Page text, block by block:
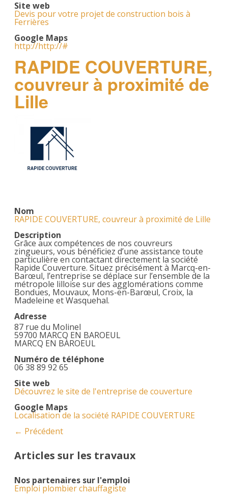
Site web
Devis pour votre projet de construction bois à
Ferrières
Google Maps
http://http://#
RAPIDE COUVERTURE,
couvreur à proximité de
Lille
Nom
RAPIDE COUVERTURE, couvreur à proximité de Lille
Description
Grâce aux compétences de nos couvreurs
zingueurs, vous bénéficiez d’une assistance toute
particulière en contactant directement la société
Rapide Couverture. Situez précisément à Marcq-en-
Barœul, l’entreprise se déplace sur l’ensemble de la
métropole lilloise sur des agglomérations comme
Bondues, Mouvaux, Mons-en-Barœul, Croix, la
Madeleine et Wasquehal.
Adresse
87 rue du Molinel
59700 MARCQ EN BAROEUL
MARCQ EN BAROEUL
Numéro de téléphone
06 38 89 92 65
Site web
Découvrez le site de l'entreprise de couverture
Google Maps
Localisation de la société RAPIDE COUVERTURE
← Précédent
Articles sur les travaux
Nos partenaires sur l'emploi
Emploi plombier chauffagiste